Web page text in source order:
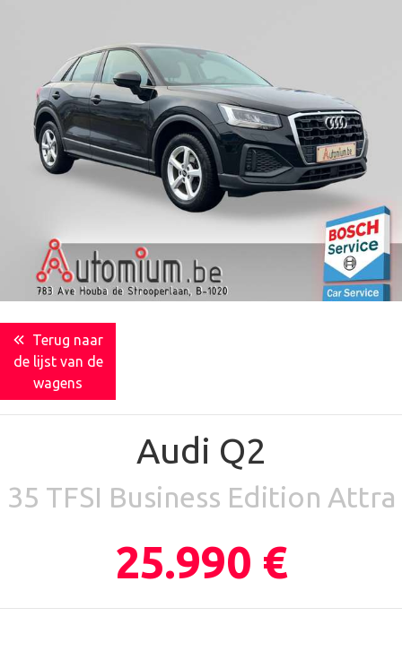
Terug naar
de lijst van de
wagens
Audi Q2
35 TFSI Business Edition Attra
25.990 €